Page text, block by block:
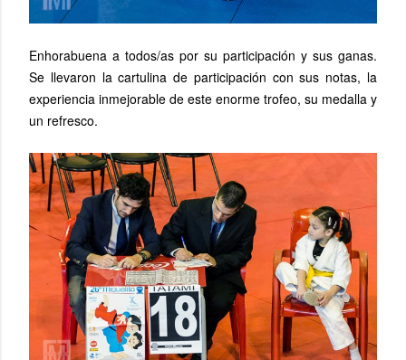
Enhorabuena a todos/as por su participación y sus ganas.
Se llevaron la cartulina de participación con sus notas, la
experiencia inmejorable de este enorme trofeo, su medalla y
un refresco.